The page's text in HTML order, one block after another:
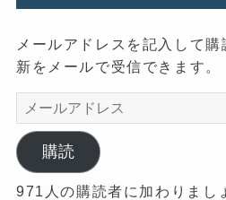
メールアドレスを記入して
新をメールで受信できます。
メ
ー
ル
ア
ド
購読
971人の購読者に加わりまし